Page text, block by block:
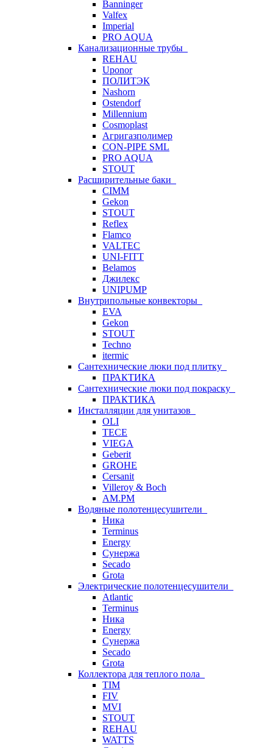
Banninger
Valfex
Imperial
PRO AQUA
Канализационные трубы
REHAU
Uponor
ПОЛИТЭК
Nashorn
Ostendorf
Millennium
Cosmoplast
Агригазполимер
CON-PIPE SML
PRO AQUA
STOUT
Расширительные баки
CIMM
Gekon
STOUT
Reflex
Flamco
VALTEC
UNI-FITT
Belamos
Джилекс
UNIPUMP
Внутрипольные конвекторы
EVA
Gekon
STOUT
Techno
itermic
Сантехнические люки под плитку
ПРАКТИКА
Сантехнические люки под покраску
ПРАКТИКА
Инсталляции для унитазов
OLI
TECE
VIEGA
Geberit
GROHE
Cersanit
Villeroy & Boch
AM.PM
Водяные полотенцесушители
Ника
Terminus
Energy
Сунержа
Secado
Grota
Электрические полотенцесушители
Atlantic
Terminus
Ника
Energy
Сунержа
Secado
Grota
Коллектора для теплого пола
TIM
FIV
MVI
STOUT
REHAU
WATTS